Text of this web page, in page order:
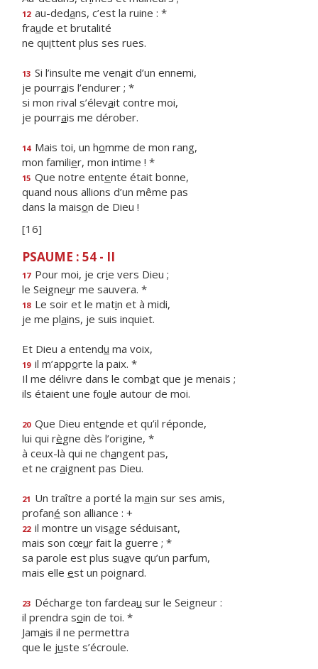
12 au-dedans, c’est la ruine : *
fraude et brutalité
ne quittent plus ses rues.
13 Si l’insulte me venait d’un ennemi,
je pourrais l’endurer ; *
si mon rival s’élevait contre moi,
je pourrais me dérober.
14 Mais toi, un homme de mon rang,
mon familier, mon intime ! *
15 Que notre entente était bonne,
quand nous allions d’un même pas
dans la maison de Dieu !
[16]
PSAUME : 54 - II
17 Pour moi, je crie vers Dieu ;
le Seigneur me sauvera. *
18 Le soir et le matin et à midi,
je me plains, je suis inquiet.
Et Dieu a entendu ma voix,
19 il m’apporte la paix. *
Il me délivre dans le combat que je menais ;
ils étaient une foule autour de moi.
20 Que Dieu entende et qu’il réponde,
lui qui règne dès l’origine, *
à ceux-là qui ne changent pas,
et ne craignent pas Dieu.
21 Un traître a porté la main sur ses amis,
profané son alliance : +
22 il montre un visage séduisant,
mais son cœur fait la guerre ; *
sa parole est plus suave qu’un parfum,
mais elle est un poignard.
23 Décharge ton fardeau sur le Seigneur :
il prendra soin de toi. *
Jamais il ne permettra
que le juste s’écroule.